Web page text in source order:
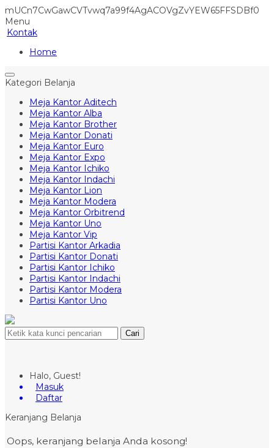
mUCn7CwGawCVTvwq7a99f4AgACOVgZvYEW65FFSDBf0
Menu
Kontak
Home
Kategori Belanja
Meja Kantor Aditech
Meja Kantor Alba
Meja Kantor Brother
Meja Kantor Donati
Meja Kantor Euro
Meja Kantor Expo
Meja Kantor Ichiko
Meja Kantor Indachi
Meja Kantor Lion
Meja Kantor Modera
Meja Kantor Orbitrend
Meja Kantor Uno
Meja Kantor Vip
Partisi Kantor Arkadia
Partisi Kantor Donati
Partisi Kantor Ichiko
Partisi Kantor Indachi
Partisi Kantor Modera
Partisi Kantor Uno
Cari
Halo, Guest!
Masuk
Daftar
Keranjang Belanja
Oops, keranjang belanja Anda kosong!